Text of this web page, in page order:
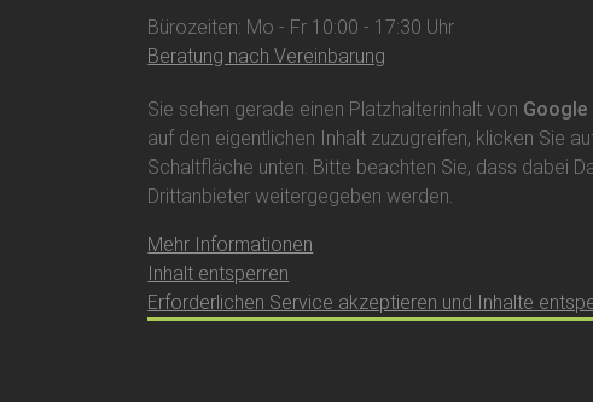
Bürozeiten: Mo - Fr 10:00 - 17:30 Uhr
Beratung nach Vereinbarung
Sie sehen gerade einen Platzhalterinhalt von Google
auf den eigentlichen Inhalt zuzugreifen, klicken Sie
Schaltfläche unten. Bitte beachten Sie, dass dabei
Drittanbieter weitergegeben werden.
Mehr Informationen
Inhalt entsperren
Erforderlichen Service akzeptieren und Inhalte